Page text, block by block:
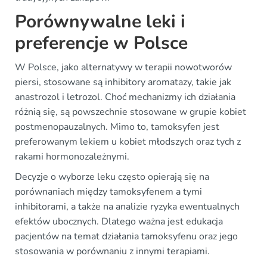
Porównywalne leki i
preferencje w Polsce
W Polsce, jako alternatywy w terapii nowotworów
piersi, stosowane są inhibitory aromatazy, takie jak
anastrozol i letrozol. Choć mechanizmy ich działania
różnią się, są powszechnie stosowane w grupie kobiet
postmenopauzalnych. Mimo to, tamoksyfen jest
preferowanym lekiem u kobiet młodszych oraz tych z
rakami hormonozależnymi.
Decyzje o wyborze leku często opierają się na
porównaniach między tamoksyfenem a tymi
inhibitorami, a także na analizie ryzyka ewentualnych
efektów ubocznych. Dlatego ważna jest edukacja
pacjentów na temat działania tamoksyfenu oraz jego
stosowania w porównaniu z innymi terapiami.